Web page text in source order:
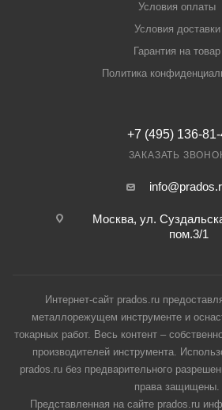
Условия оплаты
Условия доставки
Гарантия на товар
Политика
+7 (495) 136-
ЗАКАЗАТЬ
Москва, ул.
пом.3/1
Интернет-сайт prados.ru
металлорежущем инструменте и
токарных работ. Весь контент –
производителей инструмента.
prados.ru без предварительного
права защищены.
Представленная на сайте prados.ru